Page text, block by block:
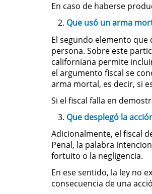
En caso de haberse
Que usó un arma
El segundo elemento
persona. Sobre este
californiana permite
el argumento fiscal se
arma mortal, es decir, si
Si el fiscal falla en
Que desplegó la
Adicionalmente, el fiscal
Penal, la palabra
fortuito o la negligencia.
En ese sentido, la ley no
consecuencia de una